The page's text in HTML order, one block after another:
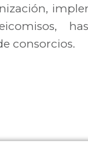
consorcios.